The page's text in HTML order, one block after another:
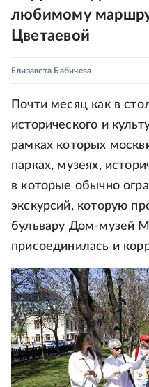
любимому
Цветаевой
Елизавета Бабичева
Почти месяц как в
исторического и
рамках которых
парках, музеях,
в которые обычно
экскурсий, которую
бульвару Дом-музей
присоединилась и